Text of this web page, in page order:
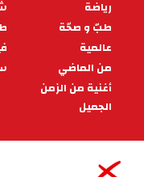
رياضة
طبّ و صحّة
عالمية
من الماضي
أغنية من الزمن
الجميل